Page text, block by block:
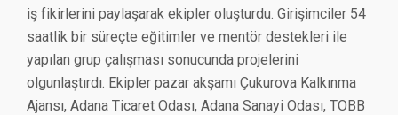
iş fikirlerini paylaşarak ekipler oluşturdu. Girişimciler 54
saatlik bir süreçte eğitimler ve mentör destekleri ile
yapılan grup çalışması sonucunda projelerini
olgunlaştırdı. Ekipler pazar akşamı Çukurova Kalkınma
Ajansı, Adana Ticaret Odası, Adana Sanayi Odası, TOBB